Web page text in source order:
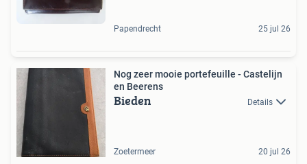
Papendrecht 25 jul 26
Nog zeer mooie portefeuille - Castelijn
en Beerens
Bieden Details
Zoetermeer 20 jul 26